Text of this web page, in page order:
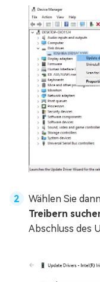
Wählen Sie
Treibern
Abschluss des